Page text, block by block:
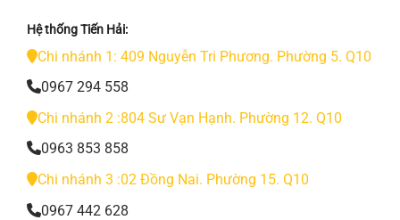
Hệ thống Tiến Hải:
Chi nhánh 1: 409 Nguyễn Tri Phương. Phường 5. Q10
0967 294 558
Chi nhánh 2 :804 Sư Vạn Hạnh. Phường 12. Q10
0963 853 858
Chi nhánh 3 :02 Đồng Nai. Phường 15. Q10
0967 442 628